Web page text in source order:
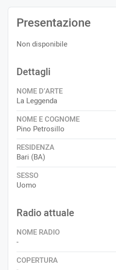
Presentazione
Non disponibile
Dettagli
NOME D’ARTE
La Leggenda
NOME E COGNOME
Pino Petrosillo
RESIDENZA
Bari (BA)
SESSO
Uomo
Radio attuale
NOME RADIO
-
COPERTURA